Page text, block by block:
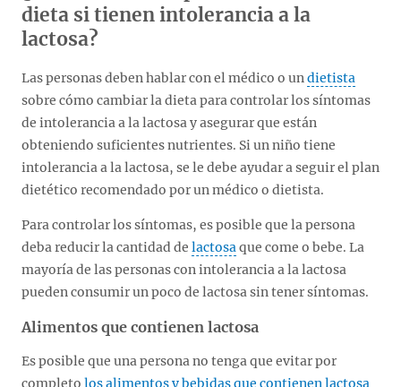
dieta si tienen intolerancia a la
lactosa?
Las personas deben hablar con el médico o undietista
sobre cómo cambiar la dieta para controlar los síntomas
de intolerancia a la lactosa y asegurar que están
obteniendo suficientes nutrientes. Si un niño tiene
intolerancia a la lactosa, se le debe ayudar a seguir el plan
dietético recomendado por un médico o dietista.
Para controlar los síntomas, es posible que la persona
deba reducir la cantidad de lactosaque come o bebe. La
mayoría de las personas con intolerancia a la lactosa
pueden consumir un poco de lactosa sin tener síntomas.
Alimentos que contienen lactosa
Es posible que una persona no tenga que evitar por
completo los alimentos y bebidas que contienen lactosa